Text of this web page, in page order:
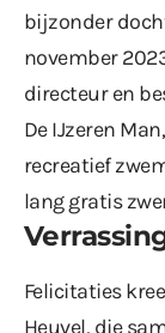
bijzonder
november
directeur en
De IJzeren
recreatief
lang gratis
Felicitaties
Heuvel, die